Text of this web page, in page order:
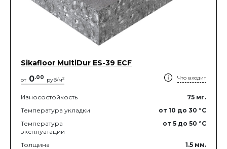
Sikafloor MultiDur ES-39 ECF
от 0.00 руб/м2 Что входит
Износостойкость 75 мг.
Температура укладки
от 10 до 30 °C
Температура
эксплуатации
от 5 до 50 °C
Толщина 1.5 мм.